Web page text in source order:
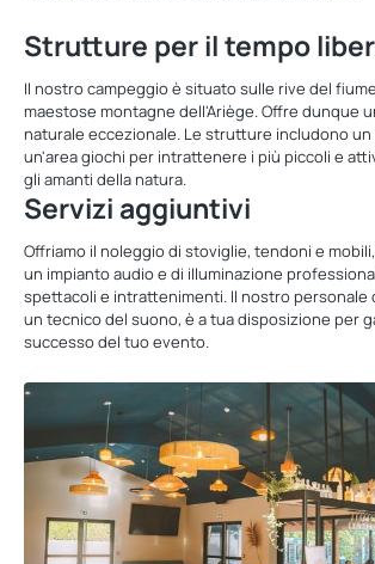
Strutture per il tempo
Il nostro campeggio è situato sulle rive del
maestose montagne dell'Ariège. Offre dunque
naturale eccezionale. Le strutture includono un
un'area giochi per intrattenere i più piccoli e
gli amanti della natura.
Servizi aggiuntivi
Offriamo il noleggio di stoviglie, tendoni e
un impianto audio e di illuminazione
spettacoli e intrattenimenti. Il nostro personale
un tecnico del suono, è a tua disposizione per
successo del tuo evento.